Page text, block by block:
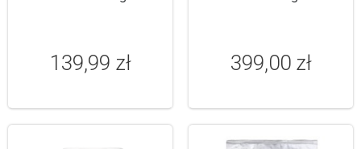
139,99 zł 399,00 zł